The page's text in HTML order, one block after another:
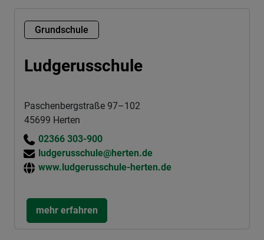
Grundschule
Ludgerusschule
Paschenbergstraße 97–102
45699 Herten
02366 303-900
ludgerusschule@herten.de
www.ludgerusschule-herten.de
mehr erfahren